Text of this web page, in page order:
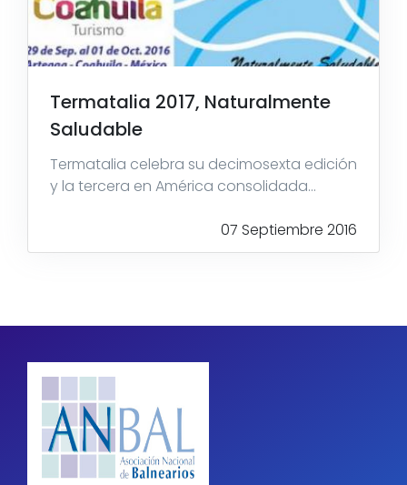
Termatalia 2017, Naturalmente
Saludable
Termatalia celebra su decimosexta edición
y la tercera en América consolidada...
07 Septiembre 2016